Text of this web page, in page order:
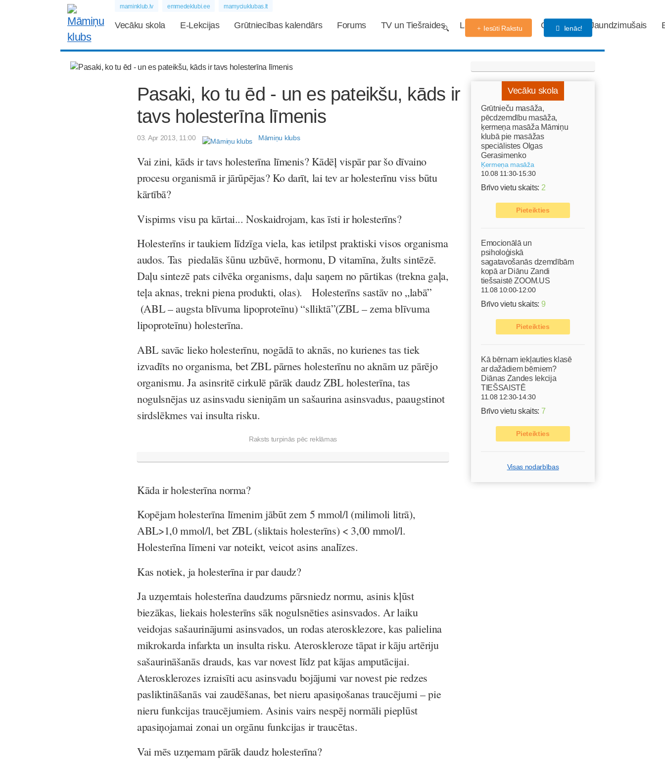
maminklub.lv emmedeklubi.ee mamyciuklubas.lt
Vecāku skola E-Lekcijas Grūtniecības kalendārs Forums TV un Tiešraides Labdarības fonds Gaidības Jaundzimušais
Iesūti Rakstu Ienāc!
Pasaki, ko tu ēd - un es pateikšu, kāds ir
tavs holesterīna līmenis
03. Apr 2013, 11:00 Māmiņu klubs
Vai zini, kāds ir tavs holesterīna līmenis? Kādēļ vispār par šo dīvaino
procesu organismā ir jārūpējas? Ko darīt, lai tev ar holesterīnu viss būtu
kārtībā?
Vispirms visu pa kārtai... Noskaidrojam, kas īsti ir holesterīns?
Holesterīns ir taukiem līdzīga viela, kas ietilpst praktiski visos organisma
audos. Tas piedalās šūnu uzbūvē, hormonu, D vitamīna, žults sintēzē.
Daļu sintezē pats cilvēka organisms, daļu saņem no pārtikas (trekna gaļa,
teļa aknas, trekni piena produkti, olas). Holesterīns sastāv no „labā”
(ABL – augsta blīvuma lipoproteīnu) “slliktā”(ZBL – zema blīvuma
lipoproteīnu) holesterīna.
ABL savāc lieko holesterīnu, nogādā to aknās, no kurienes tas tiek
izvadīts no organisma, bet ZBL pārnes holesterīnu no aknām uz pārējo
organismu. Ja asinsritē cirkulē pārāk daudz ZBL holesterīna, tas
nogulsnējas uz asinsvadu sieniņām un sašaurina asinsvadus, paaugstinot
sirdslēkmes vai insulta risku.
Raksts turpinās pēc reklāmas
Kāda ir holesterīna norma?
Kopējam holesterīna līmenim jābūt zem 5 mmol/l (milimoli litrā),
ABL>1,0 mmol/l, bet ZBL (sliktais holesterīns) < 3,00 mmol/l.
Holesterīna līmeni var noteikt, veicot asins analīzes.
Kas notiek, ja holesterīna ir par daudz?
Ja uzņemtais holesterīna daudzums pārsniedz normu, asinis kļūst
biezākas, liekais holesterīns sāk nogulsnēties asinsvados. Ar laiku
veidojas sašaurinājumi asinsvados, un rodas aterosklezore, kas palielina
mikrokarda infarkta un insulta risku. Ateroskleroze tāpat ir kāju artēriju
sašaurināšanās drauds, kas var novest līdz pat kājas amputācijai.
Aterosklerozes izraisīti acu asinsvadu bojājumi var novest pie redzes
pasliktināšanās vai zaudēšanas, bet nieru apasiņošanas traucējumi – pie
nieru funkcijas traucējumiem. Asinis vairs nespēj normāli pieplūst
apasiņojamai zonai un orgānu funkcijas ir traucētas.
Vai mēs uzņemam pārāk daudz holesterīna?
Vecāku skola
Grūtnieču masāža,
pēcdzemdību masāža,
ķermeņa masāža Māmiņu
klubā pie masāžas
speciālistes Olgas
Gerasimenko
Ķermeņa masāža
10.08 11:30-15:30
Brīvo vietu skaits: 2
Pieteikties
Emocionālā un
psiholoģiskā
sagatavošanās dzemdībām
kopā ar Diānu Zandi
tiešsaistē ZOOM.US
11.08 10:00-12:00
Brīvo vietu skaits: 9
Pieteikties
Kā bērnam iekļauties klasē
ar dažādiem bērniem?
Diānas Zandes lekcija
TIEŠSAISTĒ
11.08 12:30-14:30
Brīvo vietu skaits: 7
Pieteikties
Visas nodarbības